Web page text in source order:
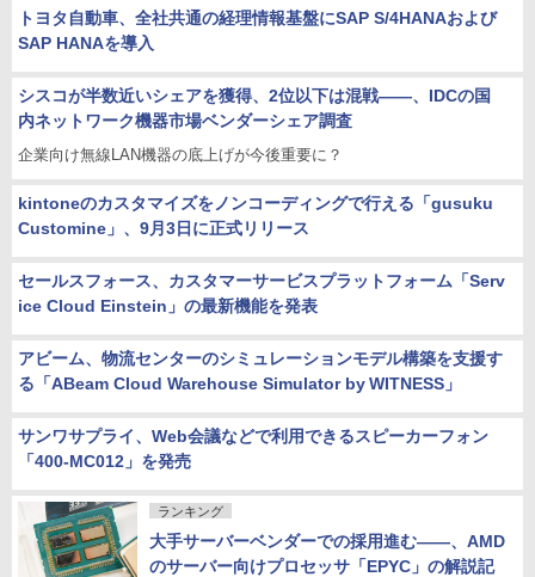
トヨタ自動車、全社共通の経理情報基盤にSAP S/4HANAおよび
SAP HANAを導入
シスコが半数近いシェアを獲得、2位以下は混戦――、IDCの国
内ネットワーク機器市場ベンダーシェア調査
企業向け無線LAN機器の底上げが今後重要に？
kintoneのカスタマイズをノンコーディングで行える「gusuku
Customine」、9月3日に正式リリース
セールスフォース、カスタマーサービスプラットフォーム「Serv
ice Cloud Einstein」の最新機能を発表
アビーム、物流センターのシミュレーションモデル構築を支援す
る「ABeam Cloud Warehouse Simulator by WITNESS」
サンワサプライ、Web会議などで利用できるスピーカーフォン
「400-MC012」を発売
ランキング
大手サーバーベンダーでの採用進む――、AMD
のサーバー向けプロセッサ「EPYC」の解説記